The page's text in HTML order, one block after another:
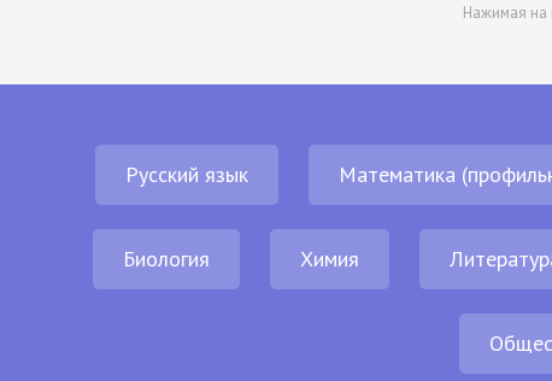
Нажимая на
Русский язык Математика
Биология Химия